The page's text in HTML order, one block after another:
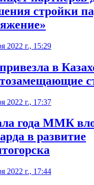
стройки
2022 г., 15:29
в
2022 г., 17:37
года ММК
в развитие
2022 г., 17:44